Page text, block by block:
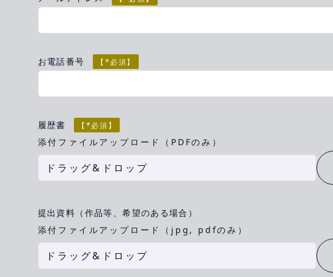
お電話番号 【*必須】
履歴書 【*必須】
添付ファイルアップロード（PDFのみ）
ドラッグ&ドロップ
提出資料（作品等、希望のある場合）
添付ファイルアップロード（jpg, pdfのみ）
ドラッグ&ドロップ